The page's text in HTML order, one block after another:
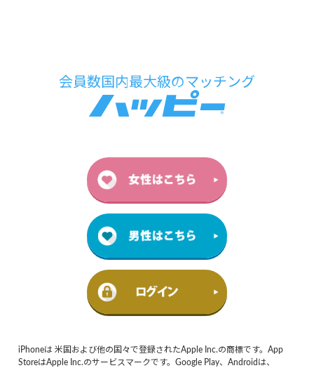
iPhoneは 米国および他の国々で登録されたApple Inc.の商標です。App
StoreはApple Inc.のサービスマークです。Google Play、Androidは、